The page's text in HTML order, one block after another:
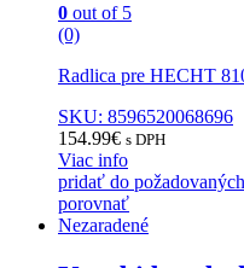
0 out of 5
(0)
Radlica pre HECHT
SKU: 8596520068696
154.99€ s DPH
Viac info
pridať do
porovnať
Nezaradené